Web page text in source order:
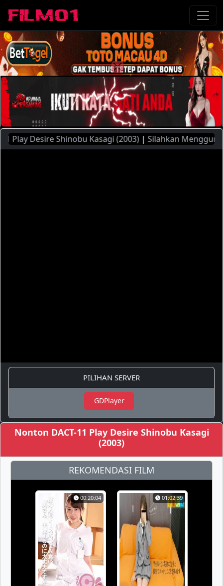
Desire Shinobu Kasagi (2003) | Silahkan
PILIHAN SERVER
GDPlayer
Nonton DACT-11 Play Desire Shinobu Kasagi
(2003)
REKOMENDASI FILM
00:20:04 01:02:39